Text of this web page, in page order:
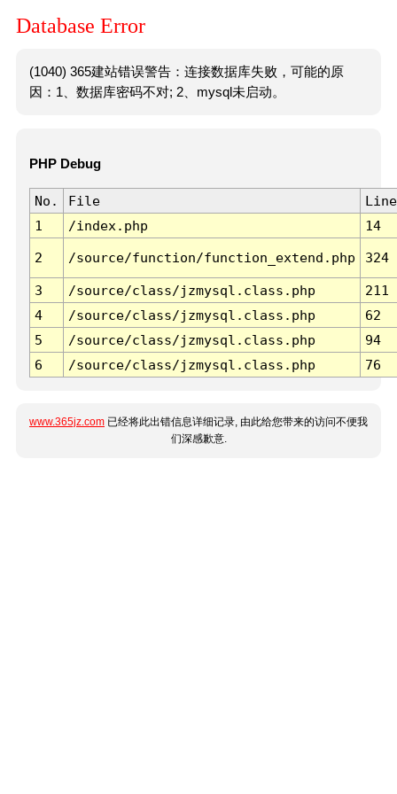
Database Error
(1040) 365建站错误警告：连接数据库失败，可能的原
因：1、数据库密码不对; 2、mysql未启动。
PHP Debug
No. File
Line
1
/index.php 14
2 /source/function/function_extend.php 324
3 /source/class/jzmysql.class.php
211
4
/source/class/jzmysql.class.php
62
5
/source/class/jzmysql.class.php
94
6
/source/class/jzmysql.class.php 76
www.365jz.com 已经将此出错信息详细记录, 由此给您带来的访问不便我
们深感歉意.